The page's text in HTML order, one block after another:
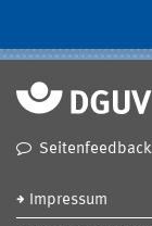
Seitenfeedback
Impressum